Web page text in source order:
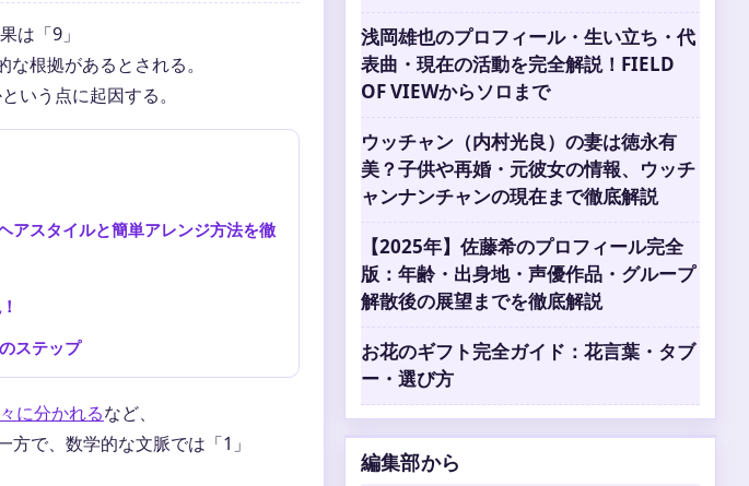
は「9」
根拠があるとされる。
いう点に起因する。
アスタイルと簡単アレンジ方法を徹
ステップ
に分かれるなど、
で、数学的な文脈では「1」
浅岡雄也のプロフィール・生い立ち・代
表曲・現在の活動を完全解説！FIELD
OF VIEWからソロまで
ウッチャン（内村光良）の妻は徳永有
美？子供や再婚・元彼女の情報、ウッチ
ャンナンチャンの現在まで徹底解説
【2025年】佐藤希のプロフィール完全
版：年齢・出身地・声優作品・グループ
解散後の展望までを徹底解説
お花のギフト完全ガイド：花言葉・タブ
ー・選び方
編集部から